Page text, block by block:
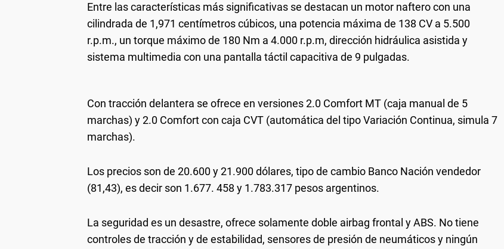
Entre las características más significativas se destacan un motor naftero con una
cilindrada de 1,971 centímetros cúbicos, una potencia máxima de 138 CV a 5.500
r.p.m., un torque máximo de 180 Nm a 4.000 r.p.m, dirección hidráulica asistida y
sistema multimedia con una pantalla táctil capacitiva de 9 pulgadas.
Con tracción delantera se ofrece en versiones 2.0 Comfort MT (caja manual de 5
marchas) y 2.0 Comfort con caja CVT (automática del tipo Variación Continua, simula 7
marchas).
Los precios son de 20.600 y 21.900 dólares, tipo de cambio Banco Nación vendedor
(81,43), es decir son 1.677. 458 y 1.783.317 pesos argentinos.
La seguridad es un desastre, ofrece solamente doble airbag frontal y ABS. No tiene
controles de tracción y de estabilidad, sensores de presión de neumáticos y ningún